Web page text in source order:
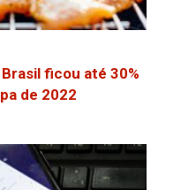
ficou até 30%
de 2022